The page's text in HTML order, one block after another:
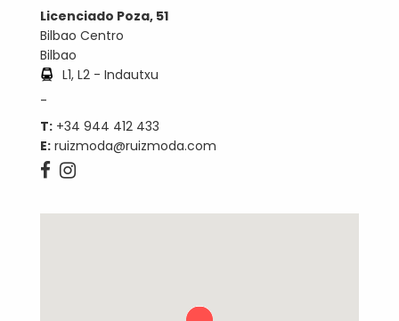
Licenciado Poza, 51
Bilbao Centro
Bilbao
L1, L2 - Indautxu
-
T: +34 944 412 433
E: ruizmoda@ruizmoda.com
 